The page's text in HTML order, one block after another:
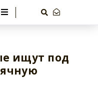
ищут под